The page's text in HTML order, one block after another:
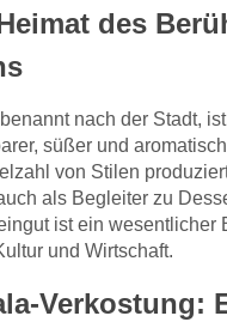
des
nach der Stadt,
süßer und
von Stilen
als Begleiter zu
ist ein wesentlicher
und Wirtschaft.
Verkostung: